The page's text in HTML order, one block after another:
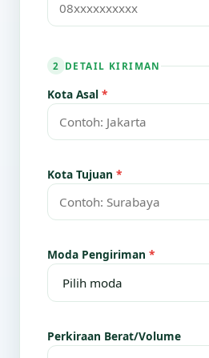
2 DETAIL KIRIMAN
Kota Asal *
Kota Tujuan *
Moda Pengiriman *
Perkiraan Berat/Volume